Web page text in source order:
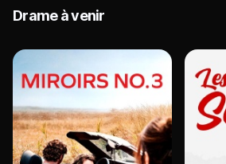
Drame à venir